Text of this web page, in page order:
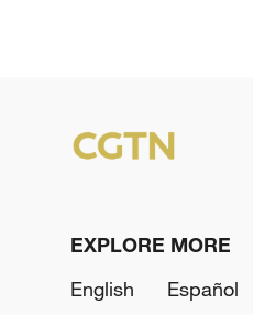
EXPLORE MORE
English
Español